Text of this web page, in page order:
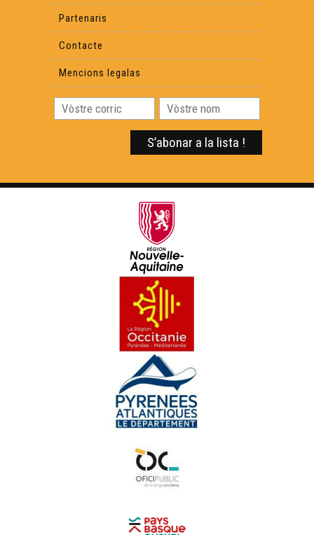
Partenaris
Contacte
Mencions legalas